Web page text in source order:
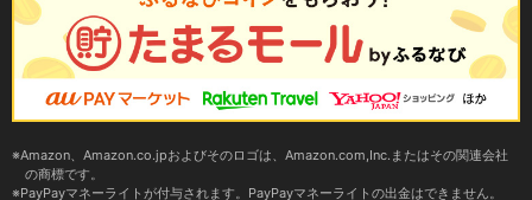
Amazon、Amazon.co.jpおよびそのロゴは、Amazon.com,Inc.またはその関連会社
の商標です。
PayPayマネーライトが付与されます。PayPayマネーライトの出金はできません。